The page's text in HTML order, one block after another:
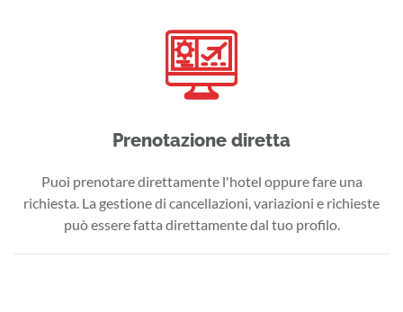
Prenotazione diretta
Puoi prenotare direttamente l'hotel oppure fare una
richiesta. La gestione di cancellazioni, variazioni e richieste
può essere fatta direttamente dal tuo profilo.